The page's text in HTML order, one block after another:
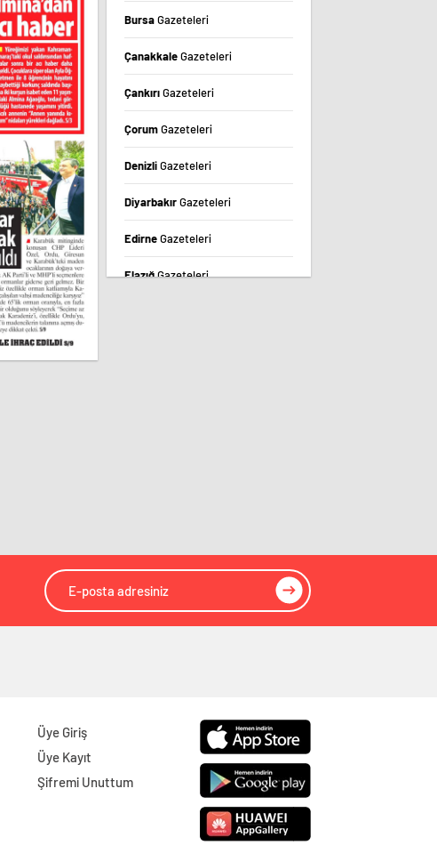
BursaGazeteleri
ÇanakkaleGazeteleri
ÇankırıGazeteleri
ÇorumGazeteleri
DenizliGazeteleri
DiyarbakırGazeteleri
EdirneGazeteleri
ElazığGazeteleri
HatayGazeteleri
Gazeteleri
Kastamonu Gazeteleri
Gazeteleri
Üye Giriş
Üye Kayıt
Şifremi Unuttum